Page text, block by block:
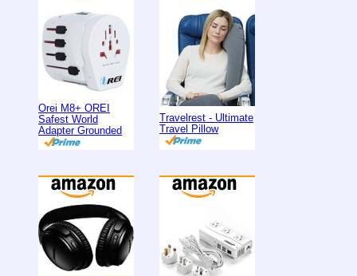
Orei M8+ OREI
Safest World
Adapter Grounded
Travelrest - Ultimate
Travel Pillow